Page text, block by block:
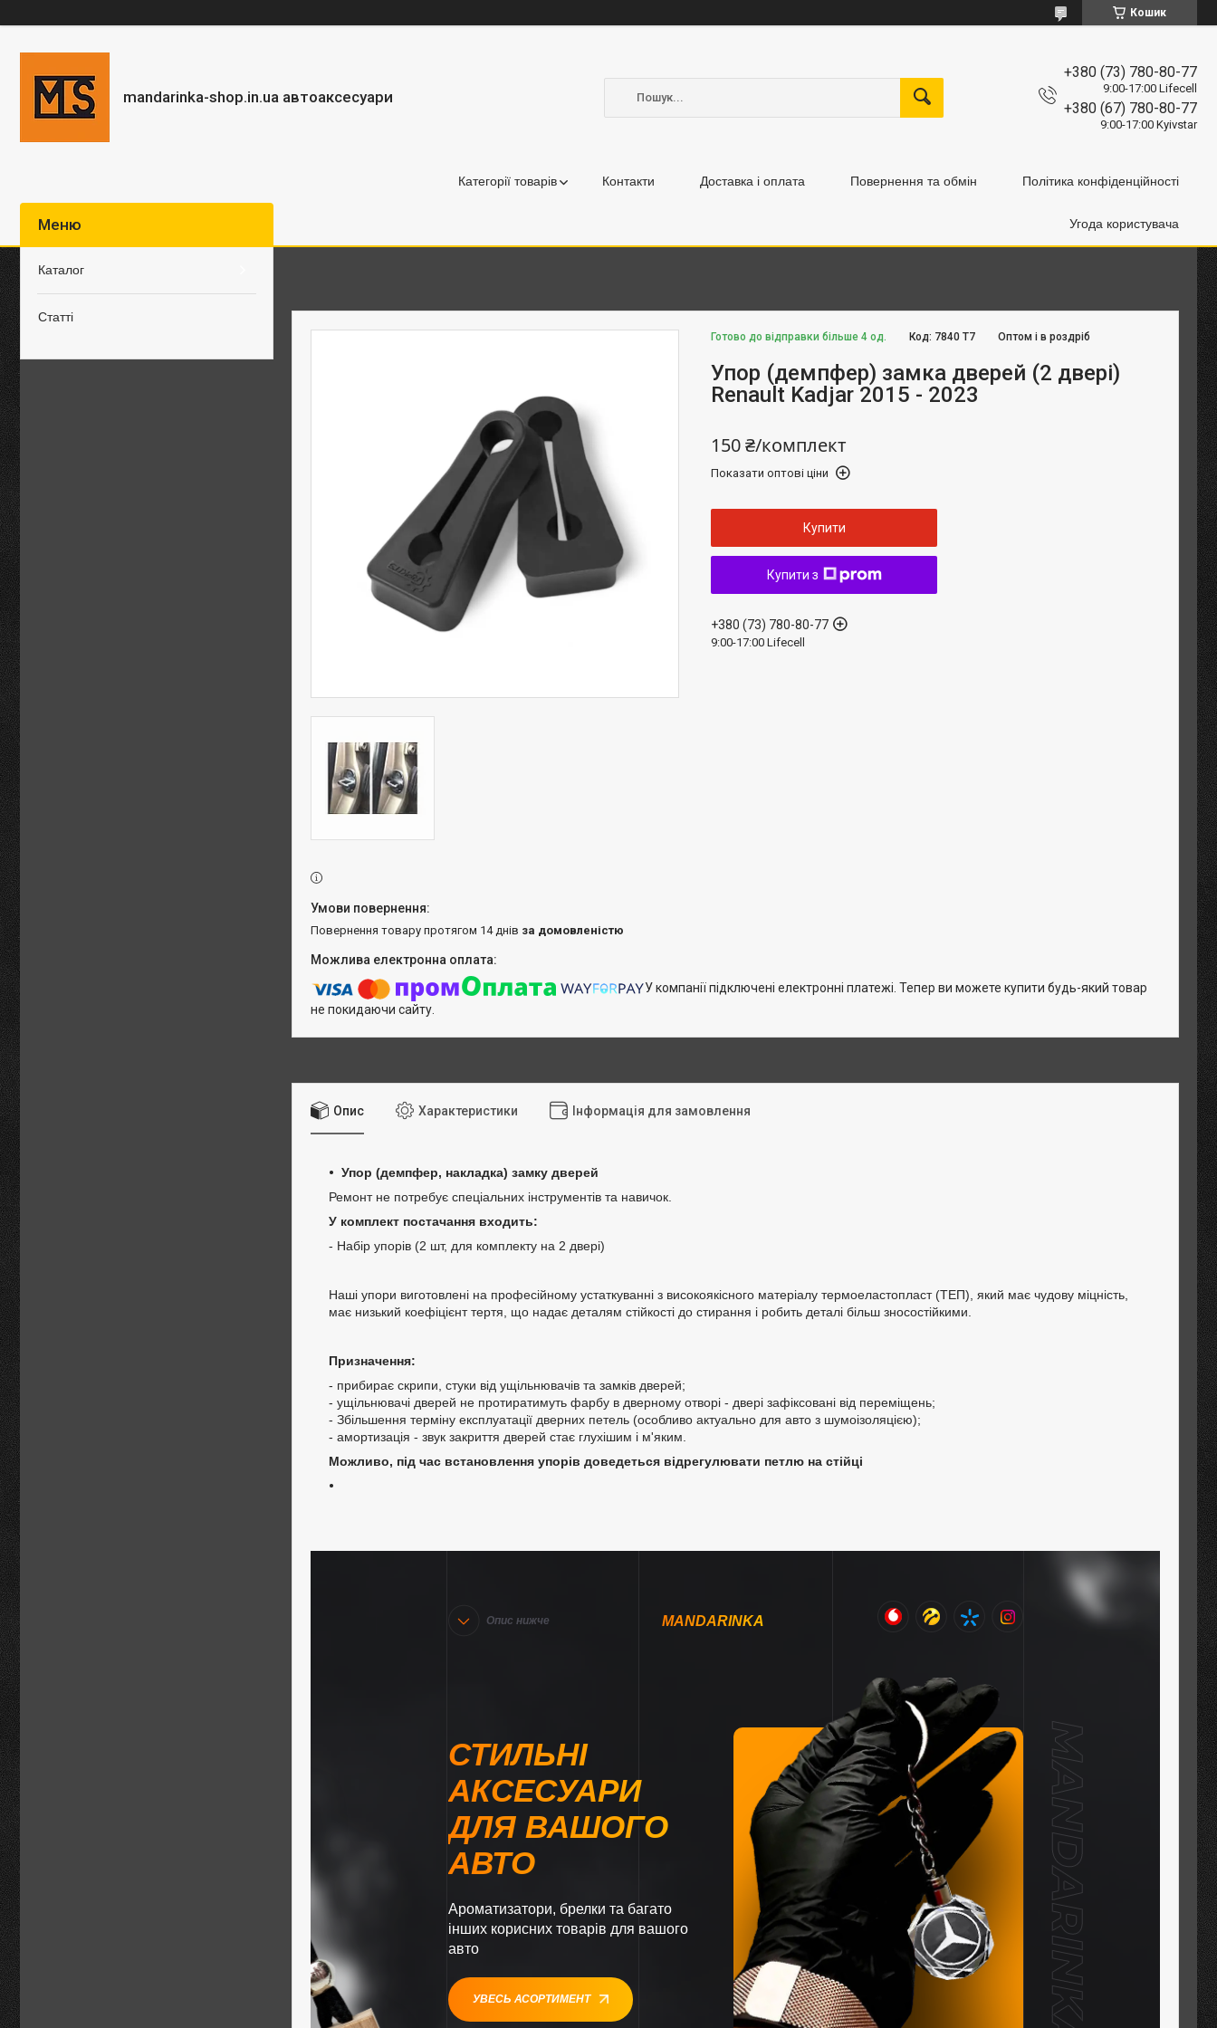
Кошик
mandarinka-shop.in.ua автоаксесуари
+380 (73) 780-80-77
9:00-17:00 Lifecell
+380 (67) 780-80-77
9:00-17:00 Kyivstar
Категорії товарів Контакти Доставка і оплата Повернення та обмін Політика конфіденційності
Угода користувача
Готово до відправки більше 4 од. Оптом і в роздріб
Код: 7840 Т7
Упор (демпфер) замка дверей (2 двері)
Renault Kadjar 2015 - 2023
150 ₴/комплект
Показати оптові ціни
Купити
Купити з
+380 (73) 780-80-77
9:00-17:00 Lifecell
повернення товару протягом 14 днів за домовленістю
У компанії підключені електронні платежі. Тепер ви можете купити будь-який товар
не покидаючи сайту.
Опис Характеристики Інформація для замовлення
Упор (демпфер, накладка) замку дверей
Ремонт не потребує спеціальних інструментів та навичок.
У комплект постачання входить:
- Набір упорів (2 шт, для комплекту на 2 двері)
Наші упори виготовлені на професійному устаткуванні з високоякісного матеріалу термоеластопласт (ТЕП), який має чудову міцність,
має низький коефіцієнт тертя, що надає деталям стійкості до стирання і робить деталі більш зносостійкими.
Призначення:
- прибирає скрипи, стуки від ущільнювачів та замків дверей;
- ущільнювачі дверей не протиратимуть фарбу в дверному отворі - двері зафіксовані від переміщень;
- Збільшення терміну експлуатації дверних петель (особливо актуально для авто з шумоізоляцією);
- амортизація - звук закриття дверей стає глухішим і м'яким.
Можливо, під час встановлення упорів доведеться відрегулювати петлю на стійці
Опис нижче MANDARINKA
СТИЛЬНІ
АКСЕСУАРИ
ДЛЯ ВАШОГО
АВТО
Ароматизатори, брелки та багато
інших корисних товарів для вашого
авто
УВЕСЬ АСОРТИМЕНТ
Каталог
Статті